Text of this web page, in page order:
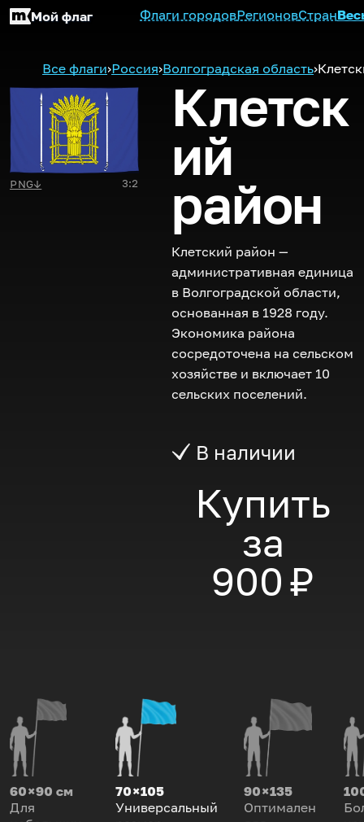
Мой флаг Флаги городовРегионовСтран
Все флаги›Россия›Волгоградская область›
PNG↓ 3:2
Клетск
ий
район
Клетский район —
административная единица
в Волгоградской области,
основанная в 1928 году.
Экономика района
сосредоточена на сельском
хозяйстве и включает 10
сельских поселений.
В наличии
Купить
за
900 ₽
60 × 90 см
Для
70 × 105
Универсальный
90 × 135
Оптимален